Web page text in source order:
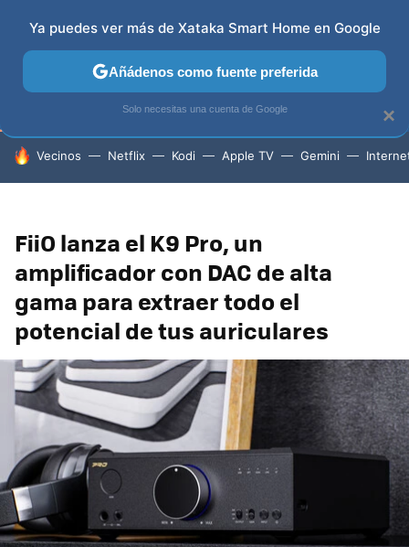
TELEVISORES CONTENIDOS SMART TV SELECCIÓN
HOY SE HABLA DE
Vecinos Netflix Kodi Apple TV Gemini
FiiO lanza el K9 Pro, un
amplificador con DAC de alta
gama para extraer todo el
potencial de tus auriculares
×
Ya puedes ver más de Xataka Smart Home en Google
Añádenos como fuente preferida
Solo necesitas una cuenta de Google